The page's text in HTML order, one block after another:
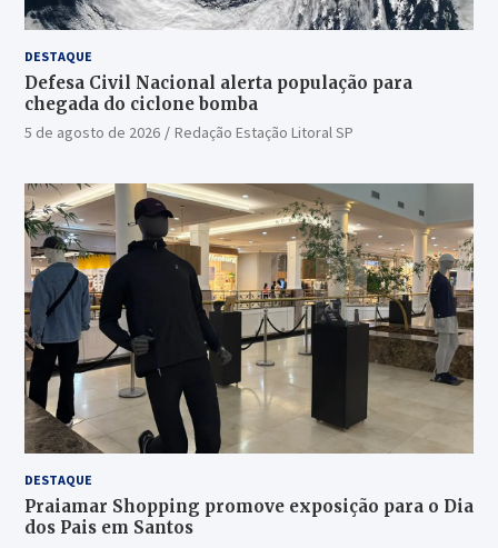
DESTAQUE
Defesa Civil Nacional alerta população para
chegada do ciclone bomba
5 de agosto de 2026 Redação Estação Litoral SP
DESTAQUE
Praiamar Shopping promove exposição para o Dia
dos Pais em Santos